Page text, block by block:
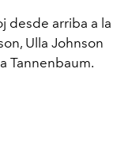
desde arriba a la
Ulla Johnson
Tannenbaum.